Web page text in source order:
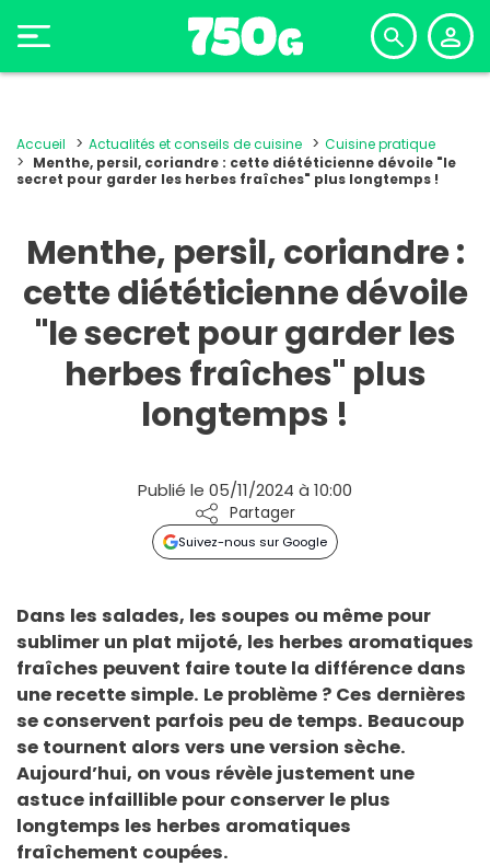
Accueil Actualités et conseils de cuisine
Cuisine pratique
Menthe, persil, coriandre : cette diététicienne dévoile "le
secret pour garder les herbes fraîches" plus longtemps !
Menthe, persil, coriandre :
cette diététicienne dévoile
"le secret pour garder les
herbes fraîches" plus
longtemps !
Publié le 05/11/2024 à 10:00
Partager
Suivez-nous sur Google
Dans les salades, les soupes ou même pour
sublimer un plat mijoté, les herbes aromatiques
fraîches peuvent faire toute la différence dans
une recette simple. Le problème ? Ces dernières
se conservent parfois peu de temps. Beaucoup
se tournent alors vers une version sèche.
Aujourd’hui, on vous révèle justement une
astuce infaillible pour conserver le plus
longtemps les herbes aromatiques
fraîchement coupées.